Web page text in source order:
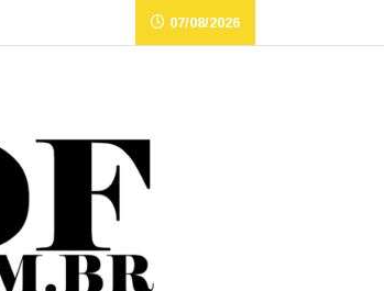
07/08/2026